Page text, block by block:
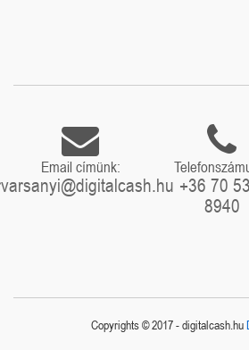
Email címünk:
+36 70
8940
Copyrights © 2017 - digitalcash.hu